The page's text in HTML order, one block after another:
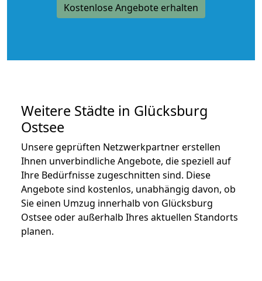
Kostenlose Angebote erhalten
Weitere Städte in Glücksburg
Ostsee
Unsere geprüften Netzwerkpartner erstellen
Ihnen unverbindliche Angebote, die speziell auf
Ihre Bedürfnisse zugeschnitten sind. Diese
Angebote sind kostenlos, unabhängig davon, ob
Sie einen Umzug innerhalb von Glücksburg
Ostsee oder außerhalb Ihres aktuellen Standorts
planen.